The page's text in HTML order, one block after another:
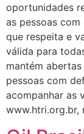
oportunidades
as pessoas
que respeita e
válida para
mantém
pessoas com
acompanhar as
www.htri.org.br,